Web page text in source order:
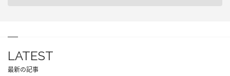
LATEST
最新の記事